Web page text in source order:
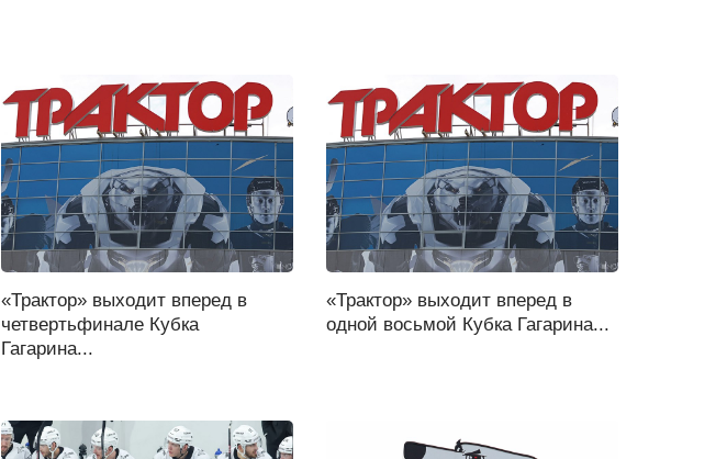
«Трактор» выходит вперед в
четвертьфинале Кубка
Гагарина...
«Трактор» выходит вперед в
одной восьмой Кубка Гагарина...